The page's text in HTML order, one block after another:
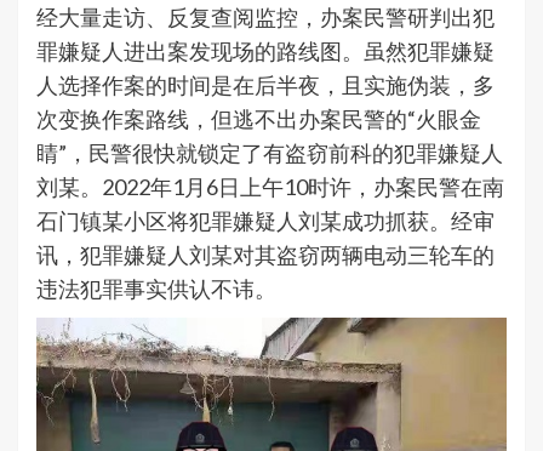
经大量走访、反复查阅监控，办案民警研判出犯
罪嫌疑人进出案发现场的路线图。虽然犯罪嫌疑
人选择作案的时间是在后半夜，且实施伪装，多
次变换作案路线，但逃不出办案民警的“火眼金
睛”，民警很快就锁定了有盗窃前科的犯罪嫌疑人
刘某。2022年1月6日上午10时许，办案民警在南
石门镇某小区将犯罪嫌疑人刘某成功抓获。经审
讯，犯罪嫌疑人刘某对其盗窃两辆电动三轮车的
违法犯罪事实供认不讳。